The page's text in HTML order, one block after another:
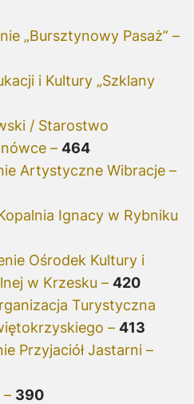
„Bursztynowy Pasaż” –
i Kultury „Szklany
/ Starostwo
– 464
Artystyczne Wibracje –
Ignacy w Rybniku
Ośrodek Kultury i
w Krzesku – 420
Turystyczna
– 413
Przyjaciół Jastarni –
– 390